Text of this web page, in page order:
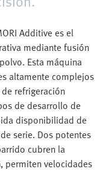
Additive es el
mediante fusión
Esta máquina
altamente complejos
refrigeración
de desarrollo de
disponibilidad de
serie. Dos potentes
cubren la
permiten velocidades